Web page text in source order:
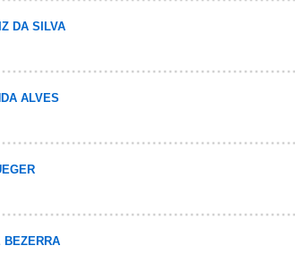
DA SILVA
ALVES
BEZERRA